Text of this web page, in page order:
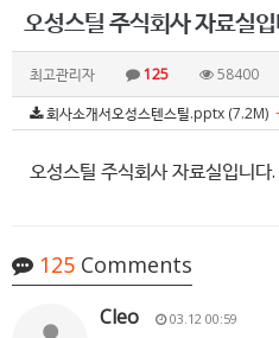
오성스틸 주식회사 자료실
최고관리자 125 58400
회사소개서오성스텐스틸.pptx (7.2M)
오성스틸 주식회사 자료실입니다.
125 Comments
Cleo 03.12 00:59